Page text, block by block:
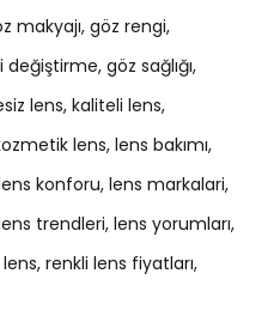
makyajı göz rengi
değiştirme göz sağlığı
lens kaliteli lens
lens lens bakımı
konforu lens markalari
trendleri lens yorumları
renkli lens fiyatları